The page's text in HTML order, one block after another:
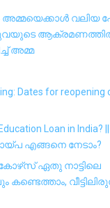
വലിയ
അമ്മ
Dates for reopening
Loan in India? ||
എങ്ങനെ നേടാം?
ഏതു നാട്ടിലെ
കണ്ടെത്താം,